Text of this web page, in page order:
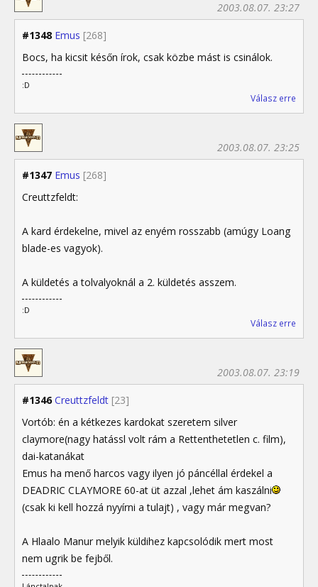
#1348 Emus [268]
2003.08.07. 23:27
Bocs, ha kicsit későn írok, csak közbe mást is csinálok.
:D
Válasz erre
#1347 Emus [268]
2003.08.07. 23:25
Creuttzfeldt:
A kard érdekelne, mivel az enyém rosszabb (amúgy Loang
blade-es vagyok).
A küldetés a tolvalyoknál a 2. küldetés asszem.
:D
Válasz erre
#1346 Creuttzfeldt [23]
2003.08.07. 23:19
Vortób: én a kétkezes kardokat szeretem silver
claymore(nagy hatássl volt rám a Rettenthetetlen c. film),
dai-katanákat
Emus ha menő harcos vagy ilyen jó páncéllal érdekel a
DEADRIC CLAYMORE 60-at üt azzal ,lehet ám kaszálni
(csak ki kell hozzá nyyírni a tulajt) , vagy már megvan?
A Hlaalo Manur melyik küldihez kapcsolódik mert most
nem ugrik be fejből.